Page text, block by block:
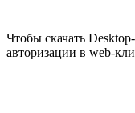
Чтобы скачать
авторизации в web-